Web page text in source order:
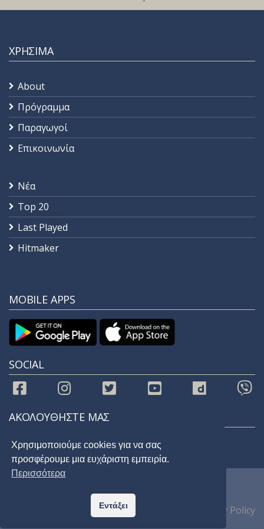
ΧΡΗΣΙΜΑ
About
Πρόγραμμα
Παραγωγοί
Επικοινωνία
Νέα
Top 20
Last Played
Hitmaker
MOBILE APPS
SOCIAL
ΑΚΟΛΟΥΘΗΣΤΕ ΜΑΣ
STAR 92.9| All Rights Reserved
Privacy Policy
Χρησιμοποιούμε cookies για να σας
προσφέρουμε μια ευχάριστη εμπειρία.
Περισσότερα
Εντάξει